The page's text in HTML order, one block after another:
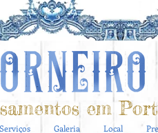
em
Serviços Galeria Local